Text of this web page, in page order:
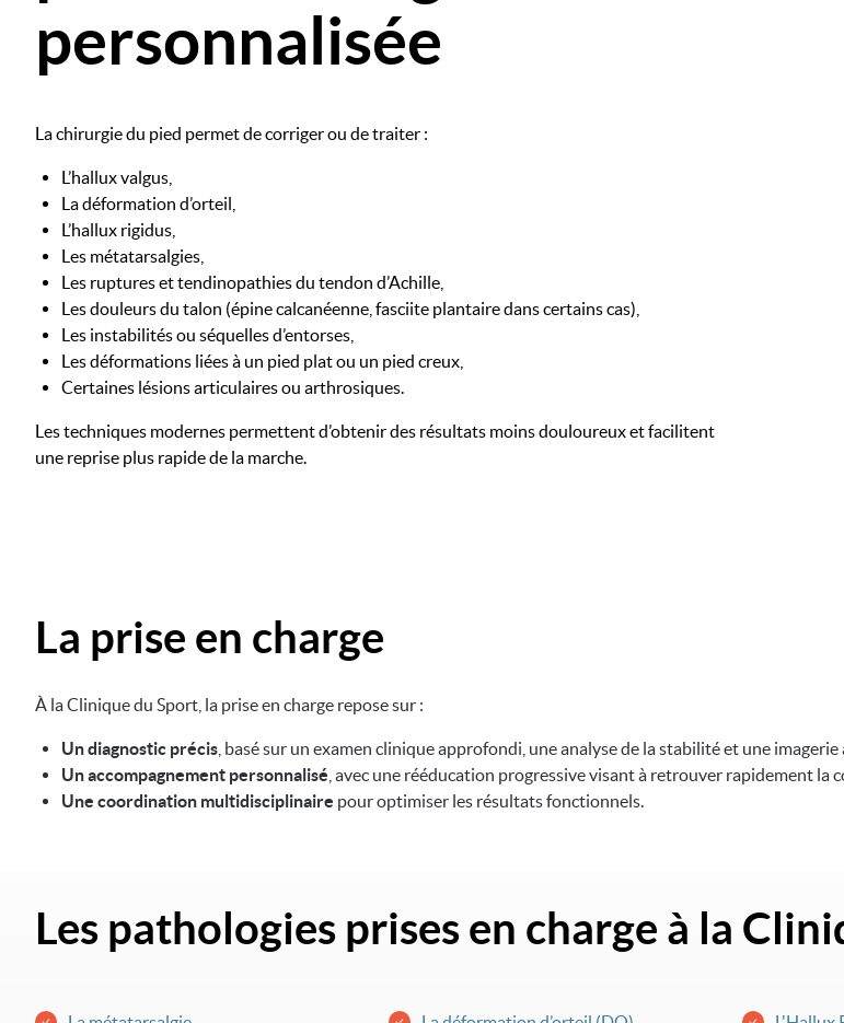
personnalisée
La chirurgie du pied permet de corriger ou de traiter :
L’hallux valgus,
La déformation d’orteil,
L’hallux rigidus,
Les métatarsalgies,
Les ruptures et tendinopathies du tendon d’Achille,
Les douleurs du talon (épine calcanéenne, fasciite plantaire dans certains cas),
Les instabilités ou séquelles d’entorses,
Les déformations liées à un pied plat ou un pied creux,
Certaines lésions articulaires ou arthrosiques.
Les techniques modernes permettent d’obtenir des résultats moins douloureux et facilitent
une reprise plus rapide de la marche.
La prise en charge
À la Clinique du Sport, la prise en charge repose sur :
Un diagnostic précis , basé sur un examen clinique approfondi, une analyse de la stabilité et une imagerie
Un accompagnement personnalisé , avec une rééducation progressive visant à retrouver rapidement
Une coordination multidisciplinaire pour optimiser les résultats fonctionnels.
Les pathologies prises en charge à la